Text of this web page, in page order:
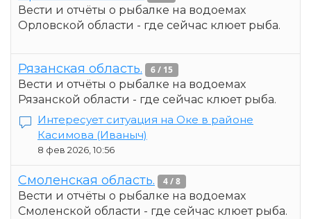
Вести и отчёты о рыбалке на водоемах
Орловской области - где сейчас клюет рыба.
Рязанская область. 6 / 15
Вести и отчёты о рыбалке на водоемах
Рязанской области - где сейчас клюет рыба.
Интересует ситуация на Оке в районе
Касимова (Иваныч)
8 фев 2026, 10:56
Смоленская область. 4 / 8
Вести и отчёты о рыбалке на водоемах
Смоленской области - где сейчас клюет рыба.